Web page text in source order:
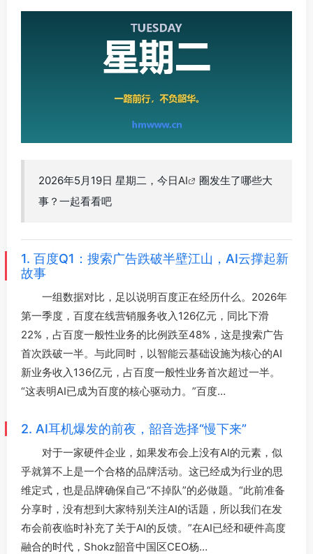
2026年5月19日 星期二，今日AI
圈发生了哪些大
事？一起看看吧
1. 百度Q1：搜索广告跌破半壁江山，AI云撑起新
故事
一组数据对比，足以说明百度正在经历什么。2026年
第一季度，百度在线营销服务收入126亿元，同比下滑
22%，占百度一般性业务的比例跌至48%，这是搜索广告
首次跌破一半。与此同时，以智能云基础设施为核心的AI
新业务收入136亿元，占百度一般性业务首次超过一半。
“这表明AI已成为百度的核心驱动力。”百度…
2. AI耳机爆发的前夜，韶音选择“慢下来”
对于一家硬件企业，如果发布会上没有AI的元素，似
乎就算不上是一个合格的品牌活动。这已经成为行业的思
维定式，也是品牌确保自己“不掉队”的必做题。“此前准备
分享时，没有想到大家特别关注AI的话题，所以我们在发
布会前夜临时补充了关于AI的反馈。”在AI已经和硬件高度
融合的时代，Shokz韶音中国区CEO杨…